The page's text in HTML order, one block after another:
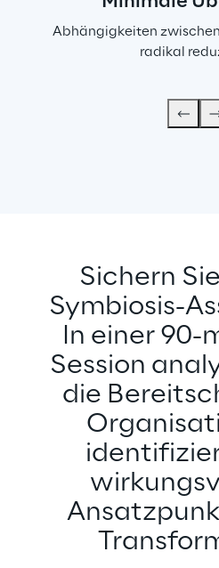
Abhängigkeiten
radikal
Sichern
Symbiosis-
In einer 90-
Session
die